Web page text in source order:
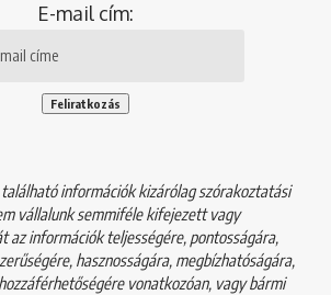
E-mail cím:
információk kizárólag szórakoztatási
vállalunk semmiféle kifejezett vagy
az információk teljességére, pontosságára,
hasznosságára, megbízhatóságára,
vonatkozóan, vagy bármi